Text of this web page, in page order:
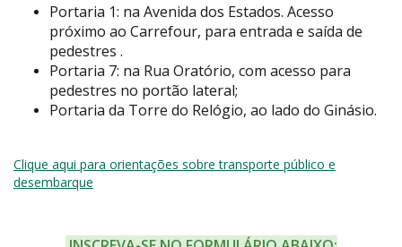
Portaria 1: na Avenida dos Estados. Acesso
próximo ao Carrefour, para entrada e saída de
pedestres .
Portaria 7: na Rua Oratório, com acesso para
pedestres no portão lateral;
Portaria da Torre do Relógio, ao lado do Ginásio.
Clique aqui para orientações sobre transporte público e
desembarque